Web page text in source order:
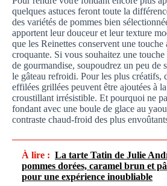
quelques astuces feront toute la
des variétés de pommes bien
apportent leur douceur et leur texture
que les Reinettes conservent une touche
croquante. Si vous souhaitez une
de gourmandise, soupoudrez un peu de
le gâteau refroidi. Pour les plus créatifs,
effilées grillées peuvent être ajoutées à
croustillant irrésistible. Et pourquoi ne
fondant avec une boule de glace au
contraste chaud-froid des plus
À lire : La tarte Tatin de Julie
pommes dorées, caramel brun et
pour une expérience inoubliable